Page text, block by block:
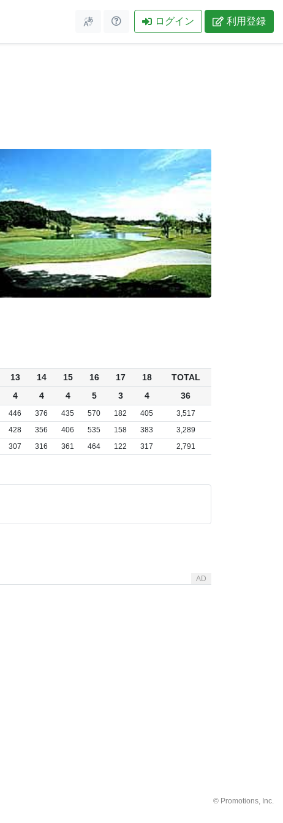
ログイン 利用登録
13 14 15 16 17 18
TOTAL
4 4 4 5 3 4 36
446 376 435 570 182 405
3,517
428 356 406 535 158 383
3,289
307 316 361 464 122 317 2,791
AD
© Promotions, Inc.